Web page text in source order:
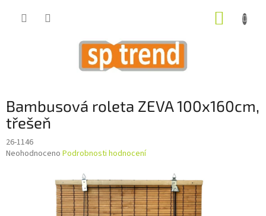
Bambusová roleta ZEVA 100x160cm,
třešeň
26-1146
Průměrné
Neohodnoceno Podrobnosti hodnocení